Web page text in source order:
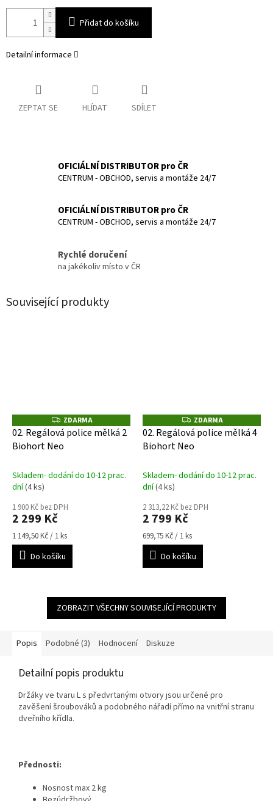
Přidat do košíku
Detailní informace
ZEPTAT SE HLÍDAT SDÍLET
OFICIÁLNÍ DISTRIBUTOR pro ČR
CENTRUM - OBCHOD, servis a montáže 24/7
OFICIÁLNÍ DISTRIBUTOR pro ČR
CENTRUM - OBCHOD, servis a montáže 24/7
Rychlé doručení
na jakékoliv místo v ČR
Související produkty
Z
D
A
R
ZDARMA
02. Regálová police mělká 2
Biohort Neo
Skladem- dodání do 10-12 prac.
dní(4 ks)
1 900 Kč bez DPH
2 299 Kč
Měrná
cena:
1 149,50 Kč / 1 ks
Do košíku
Z
D
A
R
ZDARMA
02. Regálová police mělká 4
Biohort Neo
Skladem- dodání do 10-12 prac.
dní(4 ks)
2 313,22 Kč bez DPH
2 799 Kč
Měrná
cena:
699,75 Kč / 1 ks
Do košíku
ZOBRAZIT VŠECHNY SOUVISEJÍCÍ PRODUKTY
Popis Podobné (3) Hodnocení Diskuze
Detailní popis produktu
Držáky ve tvaru L s předvrtanými otvory jsou určené pro
zavěšení šroubováků a podobného nářadí přímo na vnitřní stranu
dveřního křídla.
Přednosti:
Nosnost max 2 kg